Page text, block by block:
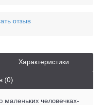
отзыв
Характеристики
(0)
маленьких человечках-